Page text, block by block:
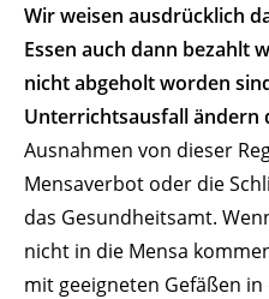
Wir weisen ausdrücklich
Essen auch dann bezahlt
nicht abgeholt worden
Unterrichtsausfall ändern
Ausnahmen von dieser
Mensaverbot oder die
das Gesundheitsamt.
nicht in die Mensa
mit geeigneten Gefäßen